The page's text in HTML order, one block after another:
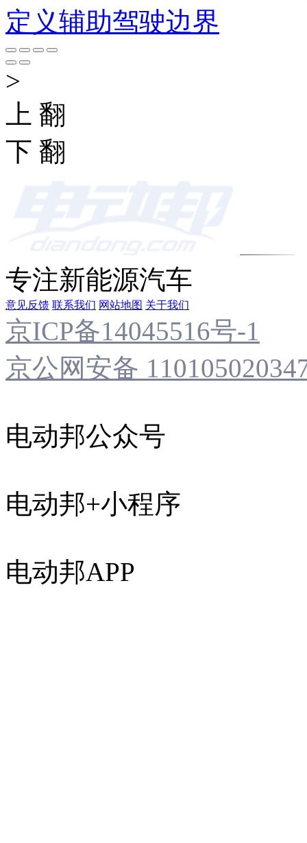
定义辅助驾驶边界
>
上 翻
下 翻
专注新能源汽车
意见反馈 联系我们 网站地图 关于我们
京ICP备14045516号-1
京公网安备
电动邦公众号
电动邦+小程序
电动邦APP